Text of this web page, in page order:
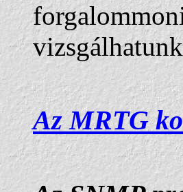
Az MRTG